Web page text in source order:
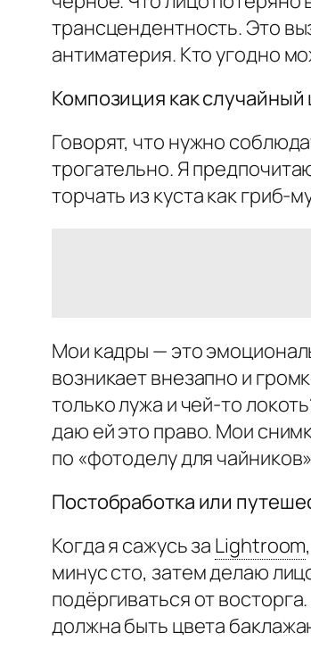
трансцендентность. Это
антиматерия. Кто угодно
Композиция как
Говорят, что нужно
трогательно. Я
торчать из куста как гриб-
Мои кадры — это
возникает внезапно и
только лужа и чей-то
даю ей это право. Мои
по «фотоделу для
Постобработка или
Когда я сажусь за Lightroom,
минус сто, затем делаю
подёргиваться от
должна быть цвета